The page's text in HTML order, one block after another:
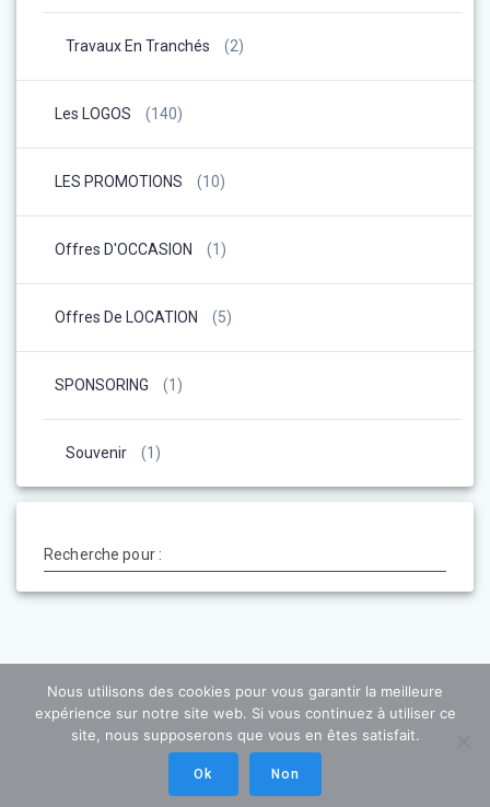
Travaux En Tranchés (2)
Les LOGOS (140)
LES PROMOTIONS (10)
Offres D'OCCASION (1)
Offres De LOCATION (5)
SPONSORING (1)
Souvenir (1)
Recherche pour :
Nous utilisons des cookies pour vous garantir la meilleure
expérience sur notre site web. Si vous continuez à utiliser ce
site, nous supposerons que vous en êtes satisfait.
Ok Non